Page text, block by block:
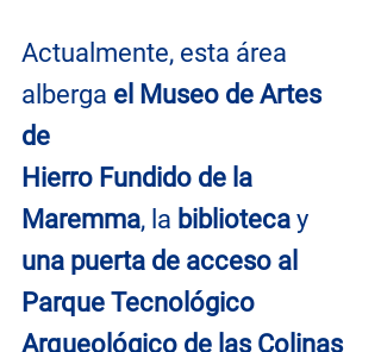
Actualmente, esta área
alberga el Museo de Artes
de
Hierro Fundido de la
Maremma, la biblioteca y
una puerta de acceso al
Parque Tecnológico
Arqueológico de las Colinas